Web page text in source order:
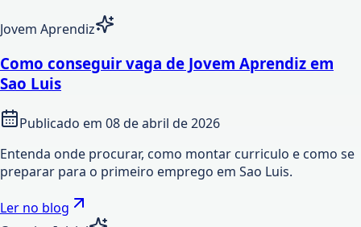
Jovem Aprendiz
Como conseguir vaga de Jovem Aprendiz em
Sao Luis
Publicado em 08 de abril de 2026
Entenda onde procurar, como montar curriculo e como se
preparar para o primeiro emprego em Sao Luis.
Ler no blog